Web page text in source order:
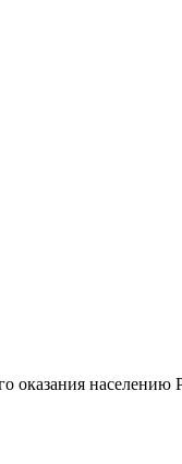
оказания